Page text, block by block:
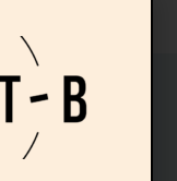
UN DEVIS !